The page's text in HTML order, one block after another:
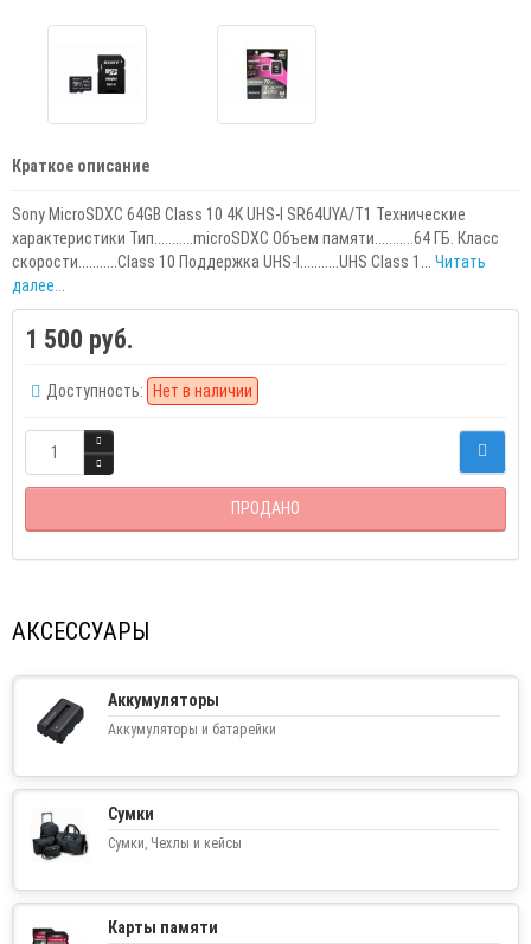
Краткое описание
Sony MicroSDXC 64GB Class 10 4K UHS-I SR64UYA/T1 Технические
характеристики Тип...........microSDXC Объем памяти...........64 ГБ. Класс
скорости...........Class 10 Поддержка UHS-I...........UHS Class 1... Читать
далее...
1 500 руб.
Доступность: Нет в наличии
ПРОДАНО
АКСЕССУАРЫ
Аккумуляторы
Аккумуляторы и батарейки
Сумки
Сумки, Чехлы и кейсы
Карты памяти